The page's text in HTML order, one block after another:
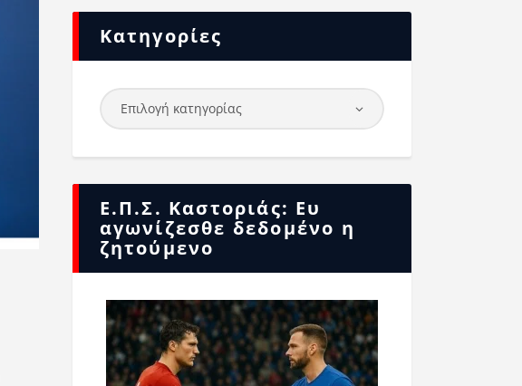
Κατηγορίες
Ε.Π.Σ. Καστοριάς: Ευ
αγωνίζεσθε δεδομένο η
ζητούμενο